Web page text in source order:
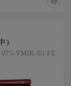
)
075-YMIK-03-FE